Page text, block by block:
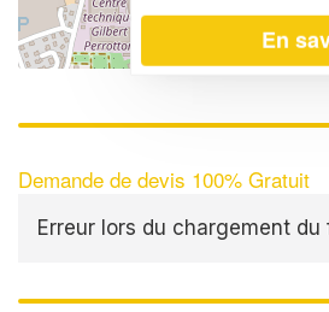
Demande de devis 100% Gratuit
Erreur lors du chargement du
En